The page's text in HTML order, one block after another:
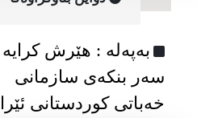
به‌په‌له‌ : هێرش کرایە
سەر بنکەی سازمانی
خەباتی کوردستانی